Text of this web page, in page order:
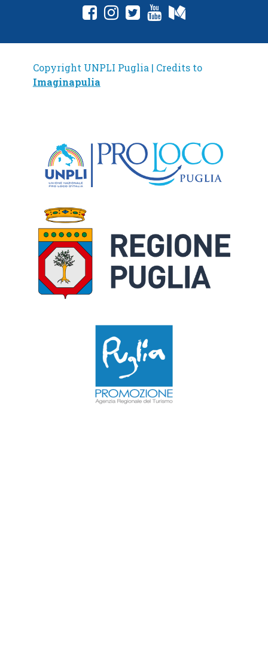
fab fa-facebook-square
fab fa-instagram
fab fa-twitter-square
fab fa-youtube
Copyright UNPLI Puglia | Credits to
Imaginapulia